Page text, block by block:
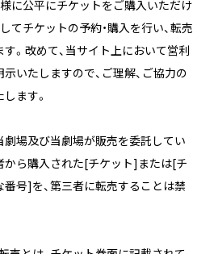
に公平にチケットをご購入いただけ
てチケットの予約・購入を行い、転売
。改めて、当サイト上において営利
いたしますので、ご理解、ご協力の
ます。
劇場及び当劇場が販売を委託してい
から購入された[チケット]または[チ
号]を、第三者に転売することは禁